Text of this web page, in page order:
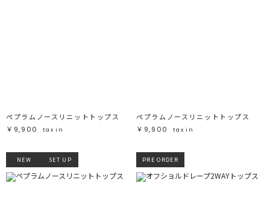
ペプラムノースリニットトップス
￥9,900
tax in
ペプラムノースリニットトップス
￥9,900
tax in
NEW SET UP PRE ORDER